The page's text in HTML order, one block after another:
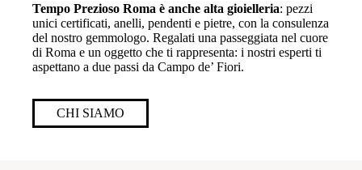
Tempo Prezioso Roma è anche alta gioielleria: pezzi
unici certificati, anelli, pendenti e pietre, con la consulenza
del nostro gemmologo. Regalati una passeggiata nel cuore
di Roma e un oggetto che ti rappresenta: i nostri esperti ti
aspettano a due passi da Campo de’ Fiori.
CHI SIAMO